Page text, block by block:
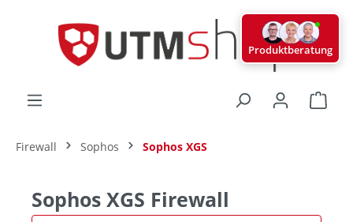
Firewall Sophos Sophos XGS
Sophos XGS Firewall
Produktberatung